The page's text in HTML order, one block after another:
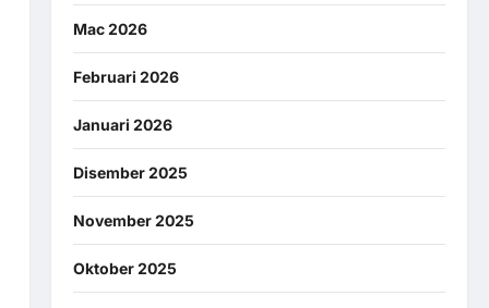
Mac 2026
Februari 2026
Januari 2026
Disember 2025
November 2025
Oktober 2025